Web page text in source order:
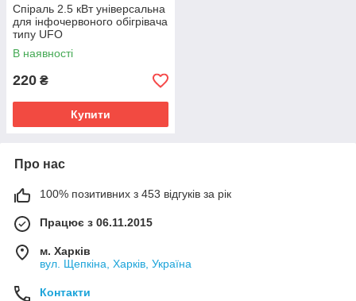
Спіраль 2.5 кВт універсальна
для інфочервоного обігрівача
типу UFO
В наявності
220 ₴
Купити
Про нас
100% позитивних з 453 відгуків за рік
Працює з 06.11.2015
м. Харків
вул. Щепкіна, Харків, Україна
Контакти